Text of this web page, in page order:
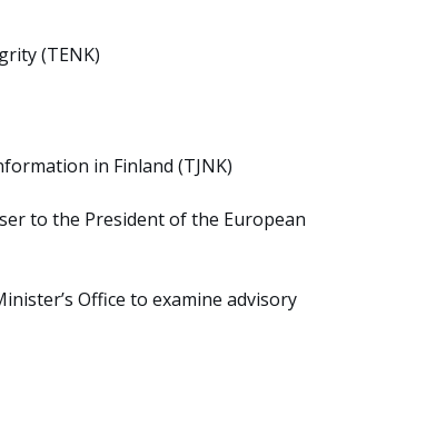
(TENK)
in Finland (TJNK)
to the President of the European
Office to examine advisory